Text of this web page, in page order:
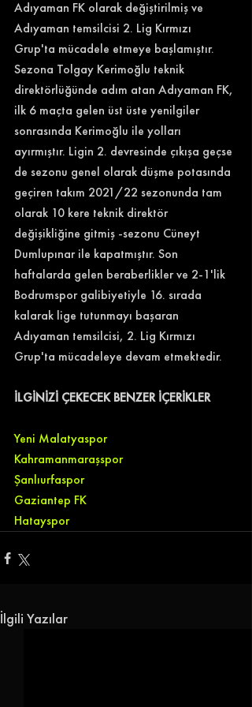
Adıyaman FK olarak değiştirilmiş ve
Adıyaman temsilcisi 2. Lig Kırmızı
Grup'ta mücadele etmeye başlamıştır.
Sezona Tolgay Kerimoğlu teknik
direktörlüğünde adım atan Adıyaman FK,
ilk 6 maçta gelen üst üste yenilgiler
sonrasında Kerimoğlu ile yolları
ayırmıştır. Ligin 2. devresinde çıkışa geçse
de sezonu genel olarak düşme potasında
geçiren takım 2021/22 sezonunda tam
olarak 10 kere teknik direktör
değişikliğine gitmiş -sezonu Cüneyt
Dumlupınar ile kapatmıştır. Son
haftalarda gelen beraberlikler ve 2-1'lik
Bodrumspor galibiyetiyle 16. sırada
kalarak lige tutunmayı başaran
Adıyaman temsilcisi, 2. Lig Kırmızı
Grup'ta mücadeleye devam etmektedir.
İLGİNİZİ ÇEKECEK BENZER İÇERİKLER
Yeni Malatyaspor
Kahramanmaraşspor
Şanlıurfaspor
Gaziantep FK
Hatayspor
İlgili Yazılar